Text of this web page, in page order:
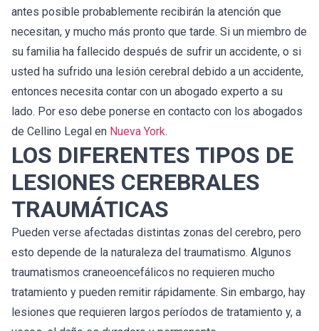
antes posible probablemente recibirán la atención que
necesitan, y mucho más pronto que tarde. Si un miembro de
su familia ha fallecido después de sufrir un accidente, o si
usted ha sufrido una lesión cerebral debido a un accidente,
entonces necesita contar con un abogado experto a su
lado. Por eso debe ponerse en contacto con los abogados
de Cellino Legal en Nueva York.
LOS DIFERENTES TIPOS DE
LESIONES CEREBRALES
TRAUMÁTICAS
Pueden verse afectadas distintas zonas del cerebro, pero
esto depende de la naturaleza del traumatismo. Algunos
traumatismos craneoencefálicos no requieren mucho
tratamiento y pueden remitir rápidamente. Sin embargo, hay
lesiones que requieren largos períodos de tratamiento y, a